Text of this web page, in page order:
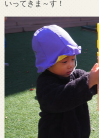
いってきま～す！